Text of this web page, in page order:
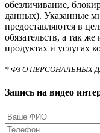
обезличивание,
данных). Указанные
предоставляются в
обязательств, а так
продуктах и услугах
* ФЗ О ПЕРСОНАЛЬНЫХ
Запись на видео